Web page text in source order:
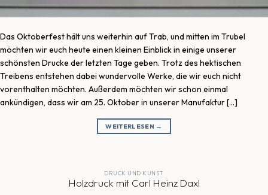
Das Oktoberfest hält uns weiterhin auf Trab, und mitten im Trubel
möchten wir euch heute einen kleinen Einblick in einige unserer
schönsten Drucke der letzten Tage geben. Trotz des hektischen
Treibens entstehen dabei wundervolle Werke, die wir euch nicht
vorenthalten möchten. Außerdem möchten wir schon einmal
ankündigen, dass wir am 25. Oktober in unserer Manufaktur […]
WEITERLESEN →
DRUCK UND KUNST
Holzdruck mit Carl Heinz Daxl